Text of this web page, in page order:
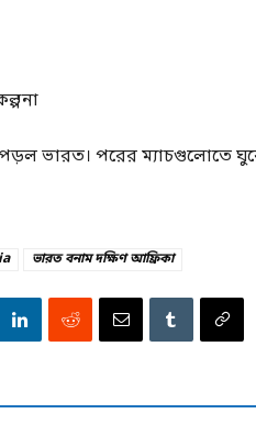
ভারত। পরের ম্যাচগুলোতে
ভারত বনাম দক্ষিণ আফ্রিকা